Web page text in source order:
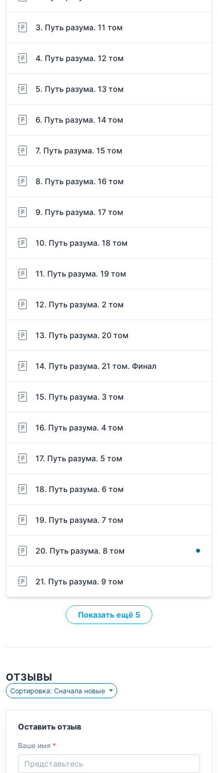
3. Путь разума. 11 том
4. Путь разума. 12 том
5. Путь разума. 13 том
6. Путь разума. 14 том
7. Путь разума. 15 том
8. Путь разума. 16 том
9. Путь разума. 17 том
10. Путь разума. 18 том
11. Путь разума. 19 том
12. Путь разума. 2 том
13. Путь разума. 20 том
14. Путь разума. 21 том. Финал
15. Путь разума. 3 том
16. Путь разума. 4 том
17. Путь разума. 5 том
18. Путь разума. 6 том
19. Путь разума. 7 том
20. Путь разума. 8 том
21. Путь разума. 9 том
Показать ещё 5
ОТЗЫВЫ
Сортировка: Сначала новые
Оставить отзыв
Ваше имя *